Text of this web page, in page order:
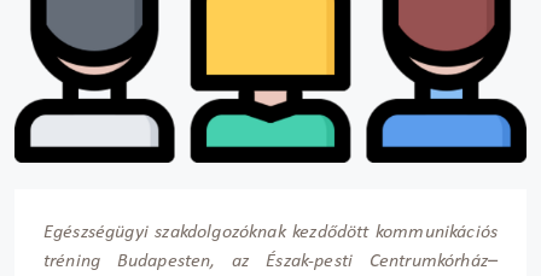
Egészségügyi szakdolgozóknak kezdődött kommunikációs
tréning Budapesten, az Észak-pesti Centrumkórház–